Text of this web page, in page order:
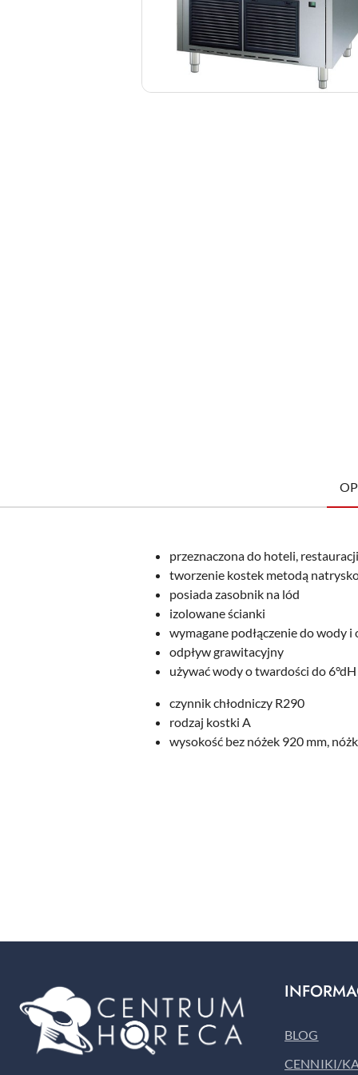
przeznaczona do hoteli,
tworzenie kostek metodą
posiada zasobnik na lód
izolowane ścianki
wymagane podłączenie do wody i
odpływ grawitacyjny
używać wody o twardości do
czynnik chłodniczy R290
rodzaj kostki A
wysokość bez nóżek 920 mm,
BLOG
CENNIKI/